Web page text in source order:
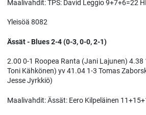
Maalivahdit: TPS: David Leggio 9+7+6=22
Yleisöä 8082
Ässät - Blues 2-4 (0-3, 0-0, 2-1)
2.00 0-1 Roopea Ranta (Jani Lajunen)
Toni Kähkönen) yv 41.04 1-3 Tomas
Jesse Jyrkkiö)
Maalivahdit: Ässät: Eero Kilpeläinen